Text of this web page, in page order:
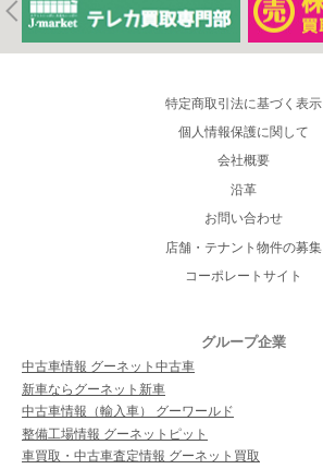
特定商取引法に基づく表示
個人情報保護に関して
会社概要
沿革
お問い合わせ
店舗・テナント物件の募集
コーポレートサイト
グループ企業
中古車情報 グーネット中古車
新車ならグーネット新車
中古車情報（輸入車） グーワールド
整備工場情報 グーネットピット
車買取・中古車査定情報 グーネット買取